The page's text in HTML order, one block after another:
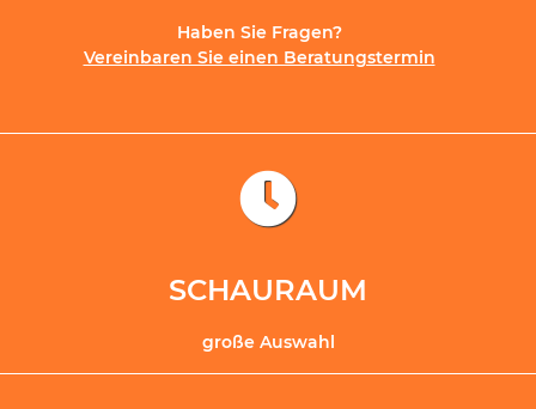
Haben Sie Fragen?
Vereinbaren Sie einen Beratungstermin
SCHAURAUM
große Auswahl